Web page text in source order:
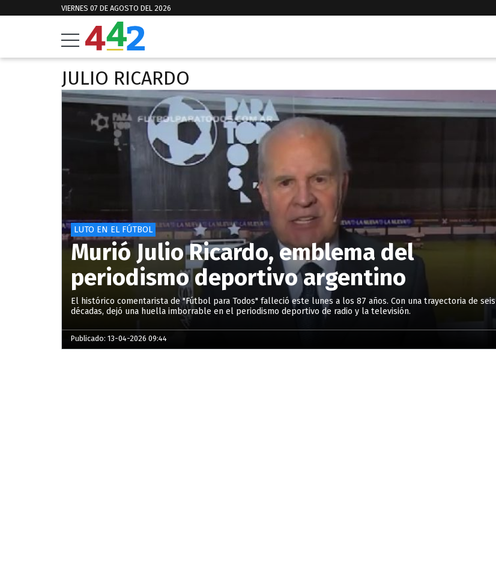
VIERNES 07 DE AGOSTO DEL 2026
JULIO RICARDO
LUTO EN EL FÚTBOL
Murió Julio Ricardo, emblema del
periodismo deportivo argentino
El histórico comentarista de "Fútbol para Todos" falleció este lunes a los 87 años. Con una trayectoria de seis
décadas, dejó una huella imborrable en el periodismo deportivo de radio y la televisión.
Publicado: 13-04-2026 09:44